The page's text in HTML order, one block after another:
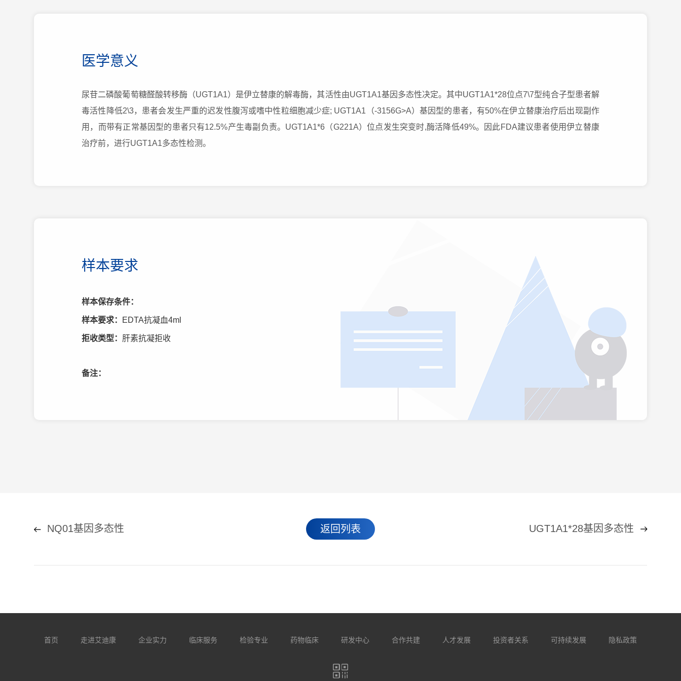
医学意义
尿苷二磷酸葡萄糖醛酸转移酶（UGT1A1）是伊立替康的解毒酶，其活性由UGT1A1基因多态性决定。其中UGT1A1*28位点7\7型纯合子型患者解
毒活性降低2\3，患者会发生严重的迟发性腹泻或嗜中性粒细胞减少症; UGT1A1（-3156G>A）基因型的患者，有50%在伊立替康治疗后出现副作
用，而带有正常基因型的患者只有12.5%产生毒副负责。UGT1A1*6（G221A）位点发生突变时,酶活降低49%。因此FDA建议患者使用伊立替康
治疗前，进行UGT1A1多态性检测。
样本要求
样本保存条件：
样本要求： EDTA抗凝血4ml
拒收类型： 肝素抗凝拒收
备注：
NQ01基因多态性 返回列表 UGT1A1*28基因多态性
首页 走进艾迪康 企业实力 临床服务 检验专业 药物临床 研发中心 合作共建 人才发展 投资者关系 可持续发展 隐私政策